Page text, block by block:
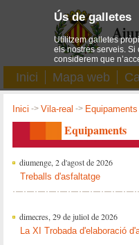
Inici Mapa web
Inici ->Vila-real -> Equipaments
Equipaments
diumenge, 2 d'agost de 2026
Treballs d'asfaltatge
dimecres, 29 de juliol de 2026
La XI Trobada d'elaboració
Ús de galletes
Utilitzem galletes
els nostres serveis. Si
considerem que